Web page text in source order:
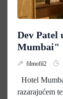
Dev Patel
Mumbai"
filmofil2
Hotel
razarajućem